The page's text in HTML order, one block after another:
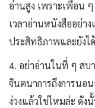
อ่านสูง เพราะเพื่อน
เวลาอ่านหนังสืออย่า
ประสิทธิภาพและยังไ
4. อย่าอ่านในที่ ๆ สบ
จินตนาการถึงการนอ
ง่วงแล้วใช่ไหมล่ะ ดั